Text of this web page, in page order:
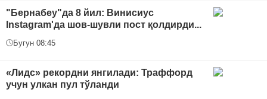
"Бернабеу"да 8 йил: Винисиус
Instagram'да шов-шувли пост қолдирди...
Бугун 08:45
«Лидс» рекордни янгилади: Траффорд
учун улкан пул тўланди